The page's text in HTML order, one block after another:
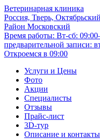
Ветеринарная клиника
Россия, Тверь,
Район Московский
Время работы: Вт-сб:
предварительной записи:
Откроемся в 09:00
Услуги и Цены
Фото
Акции
Специалисты
Отзывы
Прайс-лист
3D-тур
Описание и контакты